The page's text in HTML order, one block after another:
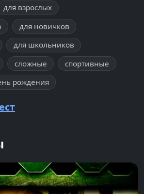
для взрослых
для новичков
для школьников
сложные
спортивные
рождения